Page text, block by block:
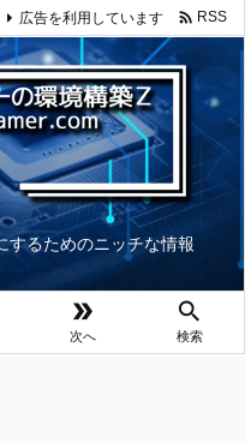
するためのニッチな情報

次へ

検索
広告を利用しています  RSS